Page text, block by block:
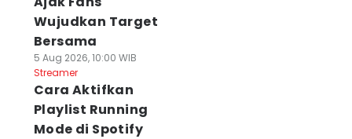
Wujudkan Target
Bersama
5 Aug 2026, 10:00 WIB
Streamer
Cara Aktifkan
Playlist Running
Mode di Spotify